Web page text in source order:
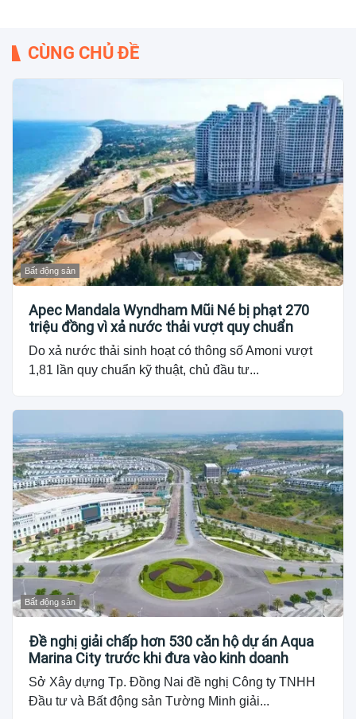
CÙNG CHỦ ĐỀ
Bất động sản
Apec Mandala Wyndham Mũi Né bị phạt 270
triệu đồng vì xả nước thải vượt quy chuẩn
Do xả nước thải sinh hoạt có thông số Amoni vượt
1,81 lần quy chuẩn kỹ thuật, chủ đầu tư...
Bất động sản
Đề nghị giải chấp hơn 530 căn hộ dự án Aqua
Marina City trước khi đưa vào kinh doanh
Sở Xây dựng Tp. Đồng Nai đề nghị Công ty TNHH
Đầu tư và Bất động sản Tường Minh giải...